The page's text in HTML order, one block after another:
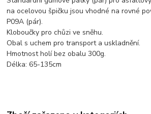
na ocelovou špičku jsou vhodné na rovné
P09A (pár).
Kloboučky pro chůzi ve sněhu.
Obal s uchem pro transport a uskladnění.
Hmotnost holí bez obalu 300g.
Délka: 65-135cm